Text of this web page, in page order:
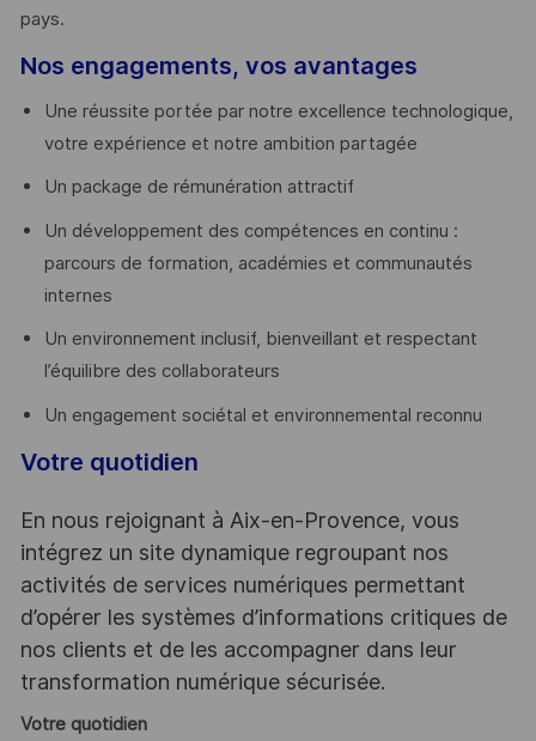
pays. ​
Nos engagements, vos avantages
Une réussite portée par notre excellence technologique,
votre expérience et notre ambition partagée
Un package de rémunération attractif
Un développement des compétences en continu :
parcours de formation, académies et communautés
internes
Un environnement inclusif, bienveillant et respectant
l’équilibre des collaborateurs
Un engagement sociétal et environnemental reconnu
Votre quotidien
En nous rejoignant à Aix-en-Provence, vous
intégrez un site dynamique regroupant nos
activités de services numériques permettant
d’opérer les systèmes d’informations critiques de
nos clients et de les accompagner dans leur
transformation numérique sécurisée.
Votre quotidien